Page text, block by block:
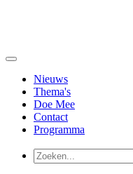
Nieuws
Thema's
Doe Mee
Contact
Programma